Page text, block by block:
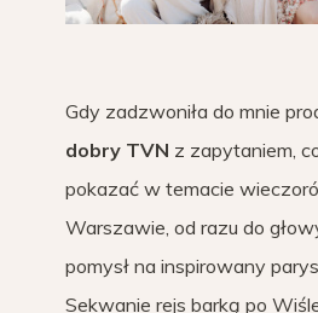
Gdy zadzwoniła do mnie
dobry TVN z zapytaniem,
pokazać w temacie
Warszawie, od razu do
pomysł na inspirowany
Sekwanie rejs barką po